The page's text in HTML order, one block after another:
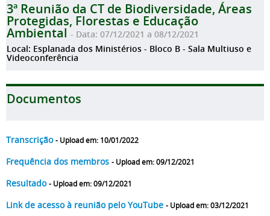
3ª Reunião da CT de Biodiversidade, Áreas
Protegidas, Florestas e Educação
Ambiental - Data: 07/12/2021 a 08/12/2021
Local: Esplanada dos Ministérios - Bloco B - Sala Multiuso e
Videoconferência
Documentos
Transcrição - Upload em: 10/01/2022
Frequência dos membros - Upload em: 09/12/2021
Resultado - Upload em: 09/12/2021
Link de acesso à reunião pelo YouTube - Upload em: 03/12/2021